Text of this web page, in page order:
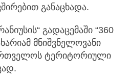
განაცხადა.
გადაცემაში “360
მნიშვნელოვანი
ტერიტორიული